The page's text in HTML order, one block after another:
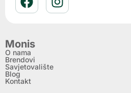
Monis
O nama
Brendovi
Savjetovalište
Blog
Kontakt